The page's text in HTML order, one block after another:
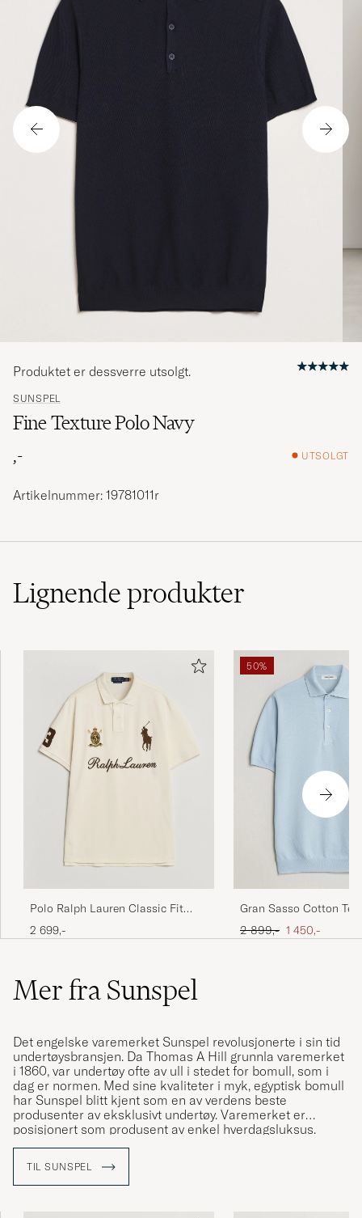
SUNSPEL
Fine Texture Polo Navy
,-
UTSOLGT
Produktet er dessverre utsolgt.
Artikelnummer: 19781011r
Lignendeprodukter
Polo Ralph Lauren Classic Fit
Team Polo Guide Cream
2 699,-
50%
Gran Sasso Cotton
Knitted Polo Light Blue
Ordinær pris
2 899,- Nedsatt pris
1 450,-
Mer fra Sunspel
Det engelske varemerket Sunspel revolusjonerte i sin tid
undertøysbransjen. Da Thomas A Hill grunnla varemerket
i 1860, var undertøy ofte av ull i stedet for bomull, som i
dag er normen. Med sine kvaliteter i myk, egyptisk bomull
har Sunspel blitt kjent som en av verdens beste
produsenter av eksklusivt undertøy. Varemerket er
posisjonert som produsent av enkel hverdagsluksus.
TIL SUNSPEL